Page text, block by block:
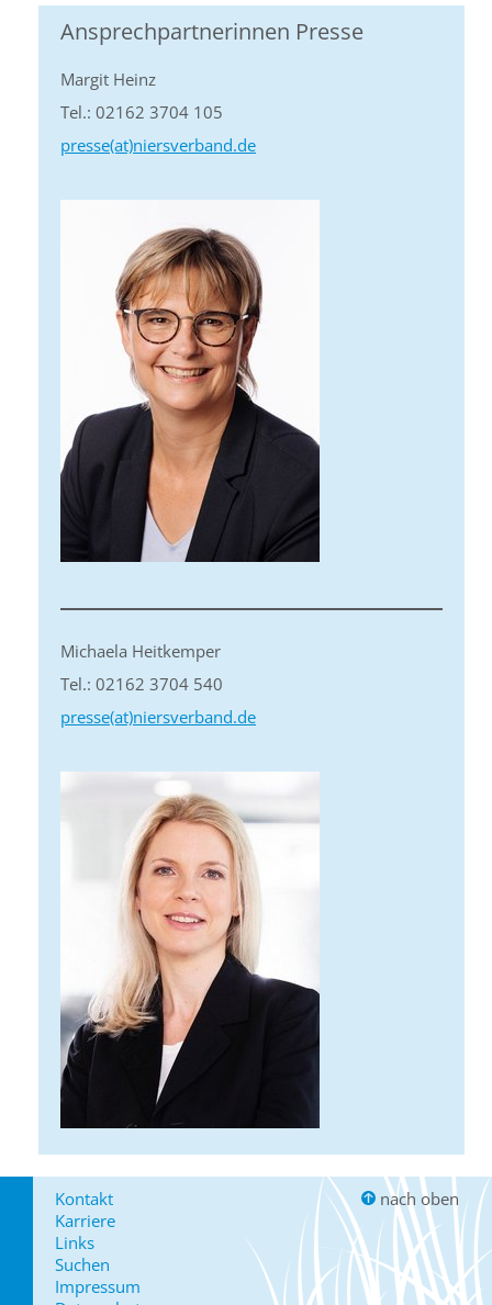
Ansprechpartnerinnen Presse
Margit Heinz
Tel.: 02162 3704 105
presse(at)niersverband.de
Michaela Heitkemper
Tel.: 02162 3704 540
presse(at)niersverband.de
Kontakt
Karriere
Links
Suchen
Impressum
nach oben